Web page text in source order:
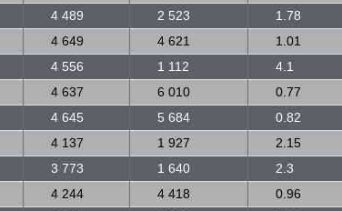
4 489 2 523 1.78
4 649 4 621 1.01
4 556 1 112 4.1
4 637 6 010 0.77
4 645 5 684 0.82
4 137 1 927 2.15
3 773 1 640 2.3
4 244 4 418 0.96